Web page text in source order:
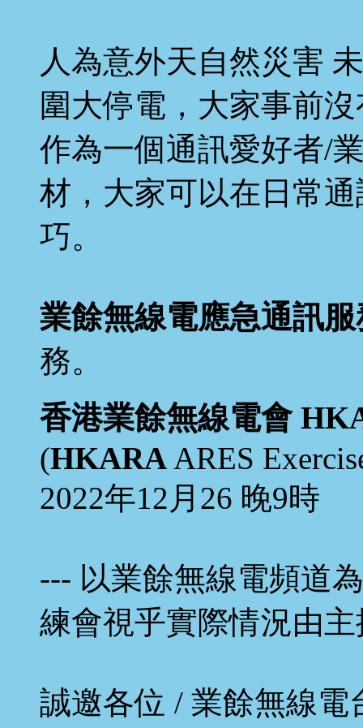
人為意外天自然災害
圍大停電，大家事前
作為一個通訊愛好者/
材，大家可以在日常
巧。
業餘無線電應急通訊服
務。
香港業餘無線電會
(HKARA ARES
2022年12月26 晚9時
--- 以業餘無線電頻道
練會視乎實際情況由
誠邀各位 / 業餘無線電